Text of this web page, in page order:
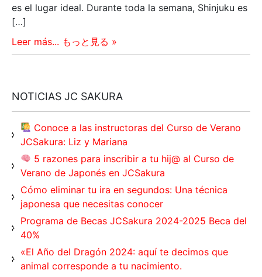
es el lugar ideal. Durante toda la semana, Shinjuku es
[…]
Leer más... もっと見る »
NOTICIAS JC SAKURA
Conoce a las instructoras del Curso de Verano
JCSakura: Liz y Mariana
5 razones para inscribir a tu hij@ al Curso de
Verano de Japonés en JCSakura
Cómo eliminar tu ira en segundos: Una técnica
japonesa que necesitas conocer
Programa de Becas JCSakura 2024-2025 Beca del
40%
«El Año del Dragón 2024: aquí te decimos que
animal corresponde a tu nacimiento.